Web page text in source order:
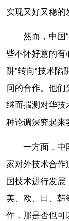
实现又好又稳的
然而，中国
些不怀好意的有
阱”转向“技术陷
间的合作。他们
继而揣测对华技
种论调深究起来
一方面，中
家对外技术合作
国技术进行发展
美、欧、日、韩
作，那是否也可